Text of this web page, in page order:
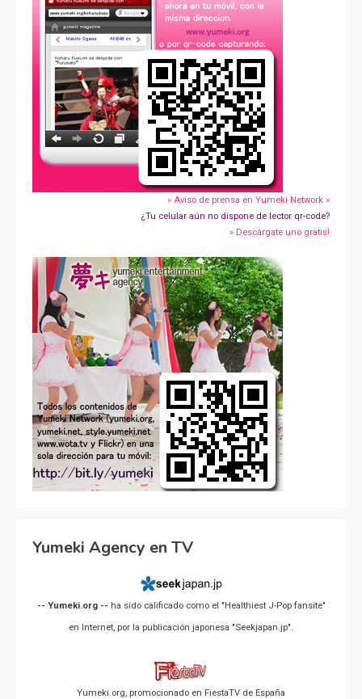
» Aviso de prensa en Yumeki Network »
¿Tu celular aún no dispone de lector qr-code?
» Descárgate uno gratis!
Yumeki Agency en TV
-- Yumeki.org -- ha sido calificado como el "Healthiest J-Pop fansite"
en Internet, por la publicación japonesa "Seekjapan.jp".
Yumeki.org, promocionado en FiestaTV de España